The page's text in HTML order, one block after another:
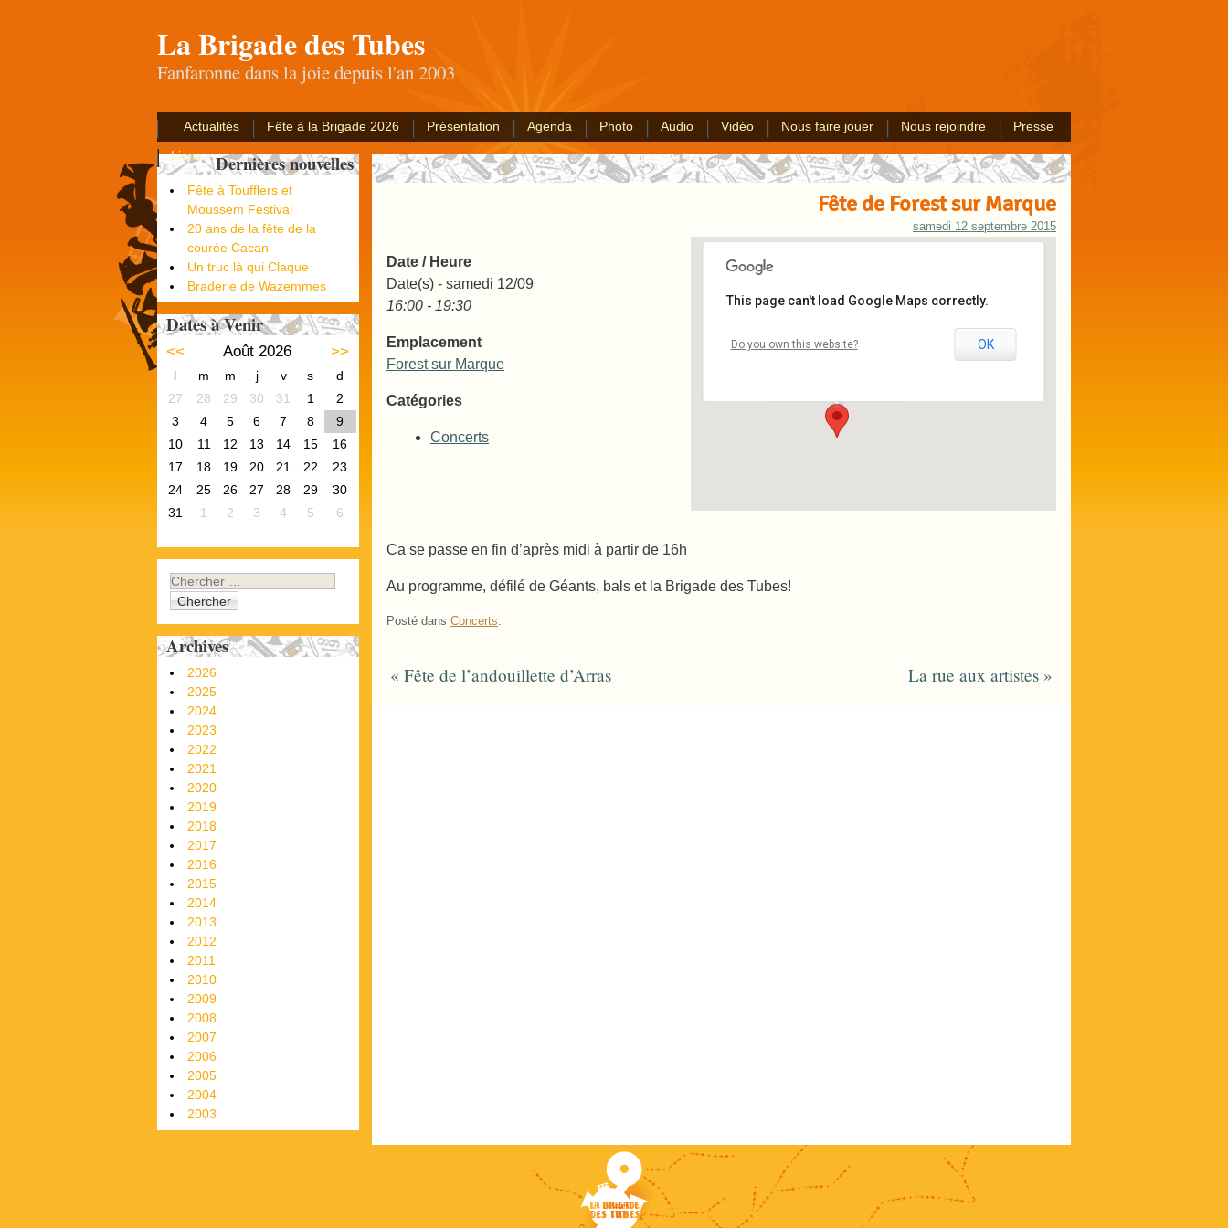
La Brigade des Tubes
Fanfaronne dans la joie depuis l'an 2003
Actualités Fête à la Brigade 2026 Présentation Agenda Photo Audio Vidéo Nous faire jouer Nous rejoindre
Presse
Liens
Fête de Forest sur Marque
samedi 12 septembre 2015
Forest sur Marque
This page can't load Google Maps correctly.
Do you own this website? OK
Date / Heure
Date(s) - samedi 12/09
16:00 - 19:30
Emplacement
Forest sur Marque
Catégories
Concerts
Ca se passe en fin d’après midi à partir de 16h
Au programme, défilé de Géants, bals et la Brigade des Tubes!
Posté dans Concerts.
Post navigation
« Fête de l’andouillette d’Arras La rue aux artistes »
Dernières nouvelles
Fête à Toufflers et
Moussem Festival
20 ans de la fête de la
courée Cacan
Un truc là qui Claque
Braderie de Wazemmes
Dates à Venir
<< Août 2026 >>
l m m j v s
d
27
28 29 30 31 1
2
3
4 5 6 7 8
9
10
11 12 13 14 15
16
17
18 19 20 21 22
23
24
25 26 27 28 29
30
31
1 2 3 4 5 6
Chercher
Archives
2026
2025
2024
2023
2022
2021
2020
2019
2018
2017
2016
2015
2014
2013
2012
2011
2010
2009
2008
2007
2006
2005
2004
2003